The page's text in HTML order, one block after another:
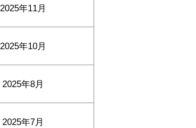
2025年11月
2025年10月
2025年8月
2025年7月